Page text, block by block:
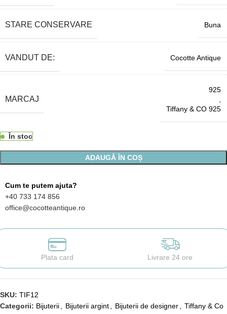
STARE CONSERVARE Buna
VANDUT DE: Cocotte Antique
MARCAJ
925
Tiffany & CO 925
În stoc
ADAUGĂ ÎN COȘ
Cum te putem ajuta?
+40 733 174 856
office@cocotteantique.ro
Plata card Livrare 24 ore
SKU: TIF12
Categorii: Bijuterii Bijuterii argint Bijuterii de designer Tiffany & Co